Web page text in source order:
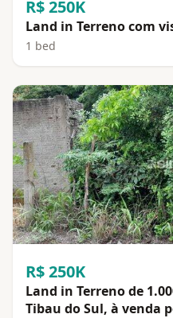
R$ 250K
Land in Terreno com
1 bed
R$ 250K
Land in Terreno de
Tibau do Sul, à venda